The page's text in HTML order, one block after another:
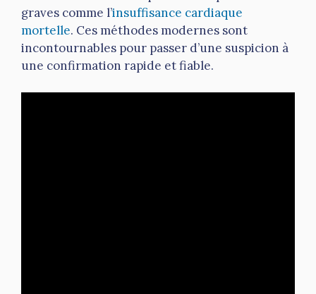
graves comme l’insuffisance cardiaque
mortelle. Ces méthodes modernes sont
incontournables pour passer d’une suspicion à
une confirmation rapide et fiable.